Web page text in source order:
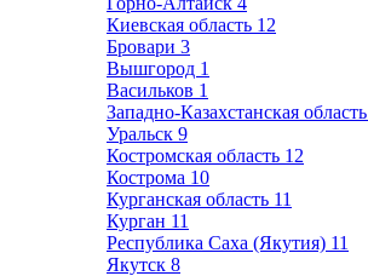
Киевская область 12
Бровари 3
Вышгород 1
Васильков 1
Западно-Казахстанская область
Уральск 9
Костромская область 12
Кострома 10
Курганская область 11
Курган 11
Республика Саха (Якутия) 11
Якутск 8